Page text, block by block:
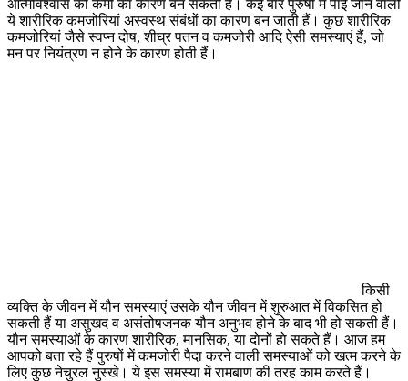
आत्मविश्वास की कमी का कारण बन सकती है। कई बार पुरुषों में पाई जाने वाली
ये शारीरिक कमजोरियां अस्वस्थ संबंधों का कारण बन जाती हैं। कुछ शारीरिक
कमजोरियां जैसे स्वप्न दोष, शीघ्र पतन व कमजोरी आदि ऐसी समस्याएं हैं, जो
मन पर नियंत्रण न होने के कारण होती हैं।
किसी
व्यक्ति के जीवन में यौन समस्याएं उसके यौन जीवन में शुरुआत में विकसित हो
सकती हैं या असुखद व असंतोषजनक यौन अनुभव होने के बाद भी हो सकती हैं।
यौन समस्याओं के कारण शारीरिक, मानसिक, या दोनों हो सकते हैं। आज हम
आपको बता रहे हैं पुरुषों में कमजोरी पैदा करने वाली समस्याओं को खत्म करने के
लिए कुछ नेचुरल नुस्खे। ये इस समस्या में रामबाण की तरह काम करते हैं।